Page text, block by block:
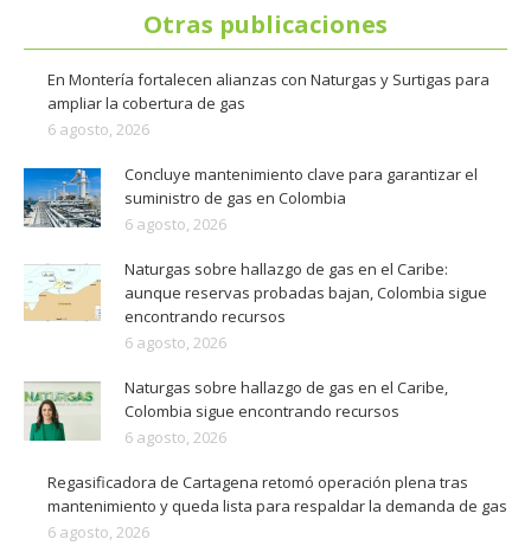
Otras publicaciones
En Montería fortalecen alianzas con Naturgas y Surtigas para
ampliar la cobertura de gas
6 agosto, 2026
Concluye mantenimiento clave para garantizar el
suministro de gas en Colombia
6 agosto, 2026
Naturgas sobre hallazgo de gas en el Caribe:
aunque reservas probadas bajan, Colombia sigue
encontrando recursos
6 agosto, 2026
Naturgas sobre hallazgo de gas en el Caribe,
Colombia sigue encontrando recursos
6 agosto, 2026
Regasificadora de Cartagena retomó operación plena tras
mantenimiento y queda lista para respaldar la demanda de gas
6 agosto, 2026